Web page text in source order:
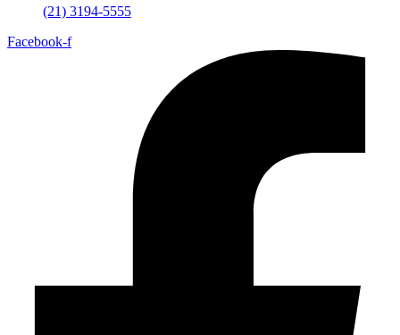
(21) 3194-5555
Facebook-f